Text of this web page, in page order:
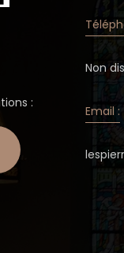
:
Non
Email :